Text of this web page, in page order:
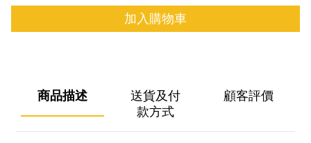
加入購物車
商品描述
送貨及付
款方式
顧客評價